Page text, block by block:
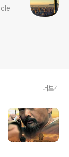
더보기